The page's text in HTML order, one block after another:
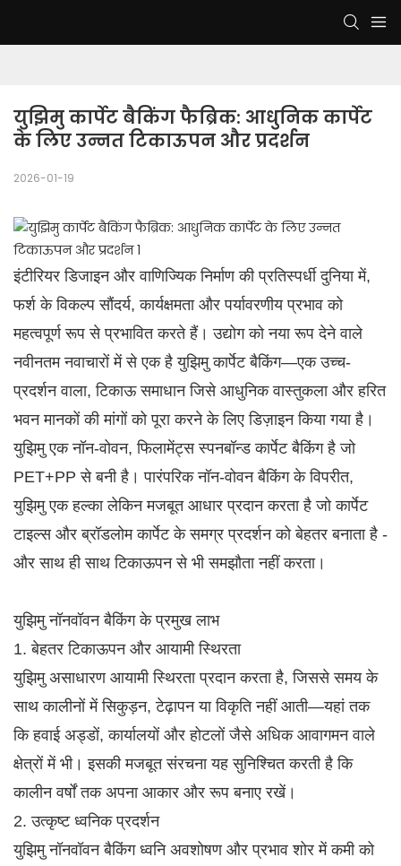
युझिमु कार्पेट बैकिंग फैब्रिक: आधुनिक कार्पेट
के लिए उन्नत टिकाऊपन और प्रदर्शन
2026-01-19
इंटीरियर डिजाइन और वाणिज्यिक निर्माण की प्रतिस्पर्धी दुनिया में,
फर्श के विकल्प सौंदर्य, कार्यक्षमता और पर्यावरणीय प्रभाव को
महत्वपूर्ण रूप से प्रभावित करते हैं। उद्योग को नया रूप देने वाले
नवीनतम नवाचारों में से एक है युझिमु कार्पेट बैकिंग—एक उच्च-
प्रदर्शन वाला, टिकाऊ समाधान जिसे आधुनिक वास्तुकला और हरित
भवन मानकों की मांगों को पूरा करने के लिए डिज़ाइन किया गया है।
युझिमु एक नॉन-वोवन, फिलामेंट्स स्पनबॉन्ड कार्पेट बैकिंग है जो
PET+PP से बनी है। पारंपरिक नॉन-वोवन बैकिंग के विपरीत,
युझिमु एक हल्का लेकिन मजबूत आधार प्रदान करता है जो कार्पेट
टाइल्स और ब्रॉडलोम कार्पेट के समग्र प्रदर्शन को बेहतर बनाता है -
और साथ ही साथ टिकाऊपन से भी समझौता नहीं करता।
युझिमु नॉनवॉवन बैकिंग के प्रमुख लाभ
1. बेहतर टिकाऊपन और आयामी स्थिरता
युझिमु असाधारण आयामी स्थिरता प्रदान करता है, जिससे समय के
साथ कालीनों में सिकुड़न, टेढ़ापन या विकृति नहीं आती—यहां तक ​​
कि हवाई अड्डों, कार्यालयों और होटलों जैसे अधिक आवागमन वाले
क्षेत्रों में भी। इसकी मजबूत संरचना यह सुनिश्चित करती है कि
कालीन वर्षों तक अपना आकार और रूप बनाए रखें।
2. उत्कृष्ट ध्वनिक प्रदर्शन
युझिमु नॉनवॉवन बैकिंग ध्वनि अवशोषण और प्रभाव शोर में कमी को